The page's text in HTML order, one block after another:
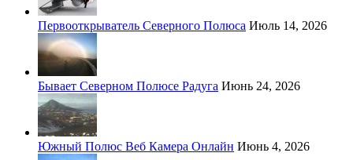
Первооткрыватель Северного Полюса Июль 14, 2026
Бывает Северном Полюсе Радуга Июнь 24, 2026
Южный Полюс Веб Камера Онлайн Июнь 4, 2026